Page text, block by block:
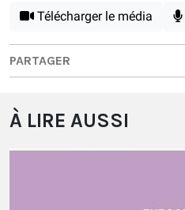
Télécharger le média
PARTAGER
À LIRE AUSSI